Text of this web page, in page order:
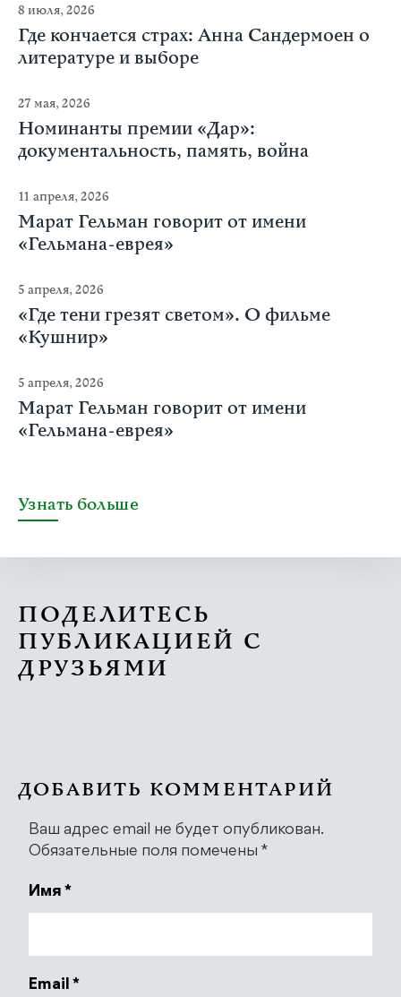
8 июля, 2026
Где кончается страх: Анна Сандермоен о
литературе и выборе
27 мая, 2026
Номинанты премии «Дар»:
документальность, память, война
11 апреля, 2026
Марат Гельман говорит от имени
«Гельмана-еврея»
5 апреля, 2026
«Где тени грезят светом». О фильме
«Кушнир»
5 апреля, 2026
Марат Гельман говорит от имени
«Гельмана-еврея»
Узнать больше
ПОДЕЛИТЕСЬ
ПУБЛИКАЦИЕЙ С
ДРУЗЬЯМИ
ДОБАВИТЬ КОММЕНТАРИЙ
Ваш адрес email не будет опубликован.
Обязательные поля помечены *
Имя *
Email *